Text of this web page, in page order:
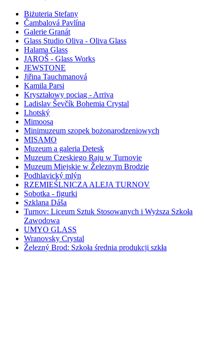
Biżuteria Stefany
Čambalová Pavlína
Galerie Granát
Glass Studio Oliva - Oliva Glass
Halama Glass
JAROŠ - Glass Works
JEWSTONE
Jiřina Tauchmanová
Kamila Parsi
Kryształowy pociąg - Arriva
Ladislav Ševčík Bohemia Crystal
Lhotský
Mimoosa
Minimuzeum szopek bożonarodzeniowych
MISAMO
Muzeum a galeria Detesk
Muzeum Czeskiego Raju w Turnovie
Muzeum Miejskie w Železnym Brodzie
Podhlavický mlýn
RZEMIEŚLNICZA ALEJA TURNOV
Sobotka - figurki
Szklana Dáša
Turnov: Liceum Sztuk Stosowanych i Wyższa Szkoła
Zawodowa
UMYO GLASS
Wranovsky Crystal
Železný Brod: Szkoła średnia produkcji szkła